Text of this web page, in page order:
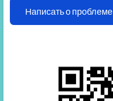
Написать о проблеме